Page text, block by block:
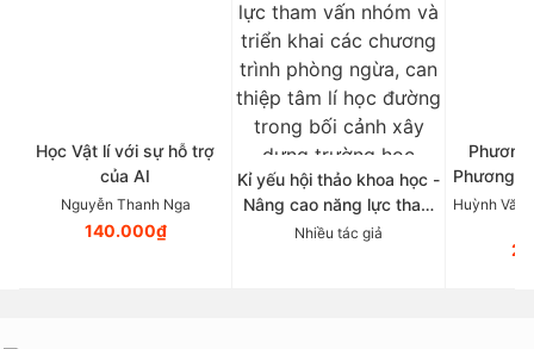
Học Vật lí với sự hỗ trợ
của AI
Nguyễn Thanh Nga
140.000₫
Kỉ yếu hội thảo khoa học -
Nâng cao năng lực tham
vấn nhóm và triển khai
Nhiều tác giả
Phương
Huỳnh Văn